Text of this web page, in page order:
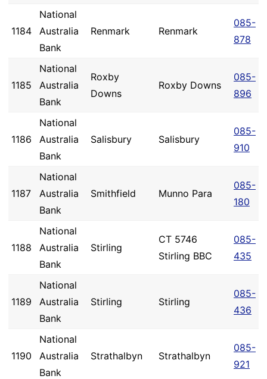
1184
National
Australia
Bank
Renmark Renmark
085-
878
1185
National
Australia
Bank
Roxby
Downs
Roxby Downs
085-
896
1186
National
Australia
Bank
Salisbury Salisbury
085-
910
1187
National
Australia
Bank
Smithfield Munno Para
085-
180
1188
National
Australia
Bank
Stirling
CT 5746
Stirling BBC
085-
435
1189
National
Australia
Bank
Stirling Stirling
085-
436
1190
National
Australia
Bank
Strathalbyn Strathalbyn
085-
921